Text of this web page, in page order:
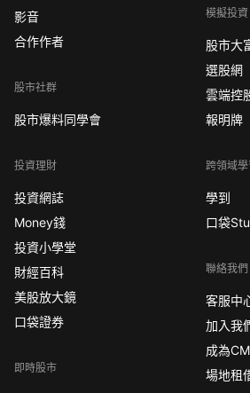
影音
合作作者
股市社群
股市爆料同學會
投資理財
投資網誌
Money錢
投資小學堂
財經百科
美股放大鏡
口袋證券
即時股市
模擬投資
股市大
選股網
雲端控
報明牌
跨領域學
學到
口袋
聯絡我們
客服中
加入我
成為
場地租